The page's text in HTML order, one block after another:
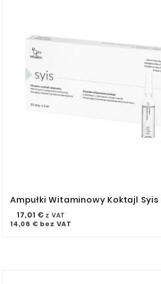
  
Ampułki Witaminowy Koktajl Syis
17,01 € z VAT
14,06 € bez VAT